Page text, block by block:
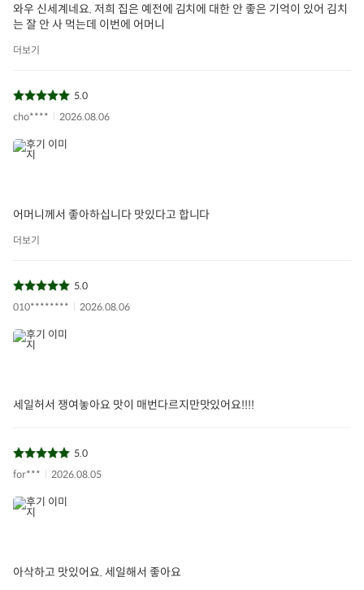
와우 신세계네요. 저희 집은 예전에 김치에 대한 안 좋은 기억이 있어 김치
는 잘 안 사 먹는데 이번에 어머니
더보기
5.0
cho****
2026.08.06
어머니께서 좋아하십니다 맛있다고 합니다
더보기
5.0
010********
2026.08.06
세일허서 쟁여놓아요 맛이 매번다르지만맛있어요!!!!
5.0
for***
2026.08.05
아삭하고 맛있어요. 세일해서 좋아요